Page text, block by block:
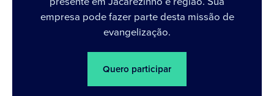
empresa pode fazer parte desta missão de
evangelização.
Quero participar